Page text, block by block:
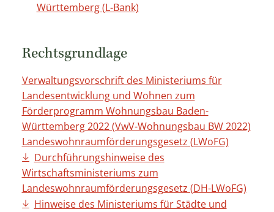
Württemberg (L-Bank)
Rechtsgrundlage
Verwaltungsvorschrift des Ministeriums für
Landesentwicklung und Wohnen zum
Förderprogramm Wohnungsbau Baden-
Württemberg 2022 (VwV-Wohnungsbau BW 2022)
Landeswohnraumförderungsgesetz (LWoFG)
Durchführungshinweise des
Wirtschaftsministeriums zum
Landeswohnraumförderungsgesetz (DH-LWoFG)
Hinweise des Ministeriums für Städte und